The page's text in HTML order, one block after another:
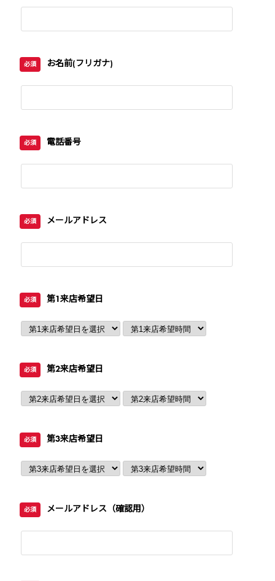
必須 お名前(フリガナ)
必須 電話番号
必須 メールアドレス
必須 第1来店希望日
必須 第2来店希望日
必須 第3来店希望日
必須 メールアドレス（確認用）